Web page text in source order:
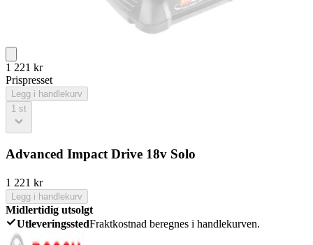
1 221 kr
Prispresset
Legg i handlekurv
1 st
Advanced Impact Drive 18v Solo
1 221 kr
Legg i handlekurv
Midlertidig utsolgt
UtleveringsstedFraktkostnad beregnes i handlekurven.